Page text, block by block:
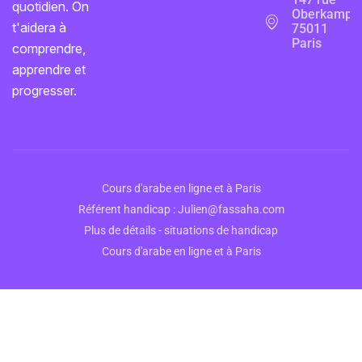
quotidien. On
t'aidera à
comprendre,
apprendre et
progresser.
Oberkampf,
75011
Paris
Cours d'arabe en ligne et à Paris
Référent handicap : Julien@fassaha.com
Plus de détails - situations de handicap
Cours d'arabe en ligne et à Paris